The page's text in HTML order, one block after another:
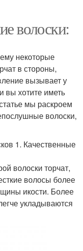
волоски:
некоторые
в стороны,
вызывает у
вы хотите иметь
мы раскроем
волоски,
1. Качественные
волоски торчат,
волосы более
икости. Более
укладываются